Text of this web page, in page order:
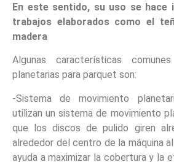
En este sentido, su uso se hace
trabajos elaborados como el
madera
Algunas características
planetarias para parquet son:
-Sistema de movimiento
utilizan un sistema de movimiento
que los discos de pulido giren
alrededor del centro de la máquina
ayuda a maximizar la cobertura y la